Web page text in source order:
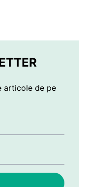
articole de pe